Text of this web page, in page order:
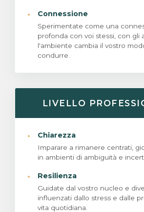
· Connessione
Sperimentate come una
profonda con voi stessi, con gli
l'ambiente cambia il vostro
condurre.
LIVELLO
· Chiarezza
Imparare a rimanere centrati,
in ambienti di ambiguità e
· Resilienza
Guidate dal vostro nucleo e
influenzati dallo stress e dalle
vita quotidiana.